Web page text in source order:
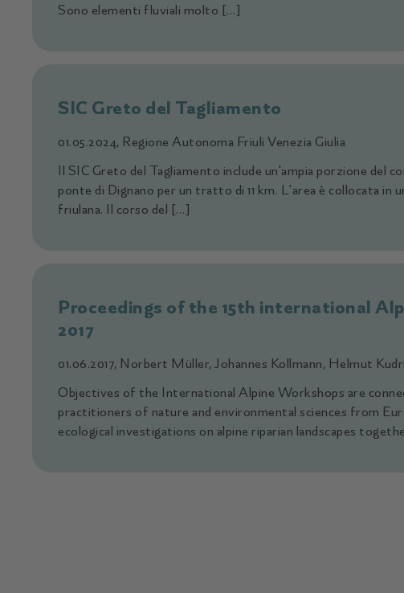
Sono elementi fluviali molto […]
SIC Greto del Tagliamento
01.05.2024, Regione Autonoma Friuli Venezia Giulia
Il SIC Greto del Tagliamento include un'ampia porzione del
ponte di Dignano per un tratto di 11 km. L'area è collocata
friulana. Il corso del […]
Proceedings of the 15th international
2017
01.06.2017, Norbert Müller, Johannes Kollmann, Helmut
Objectives of the International Alpine Workshops are
practitioners of nature and environmental sciences from
ecological investigations on alpine riparian landscapes